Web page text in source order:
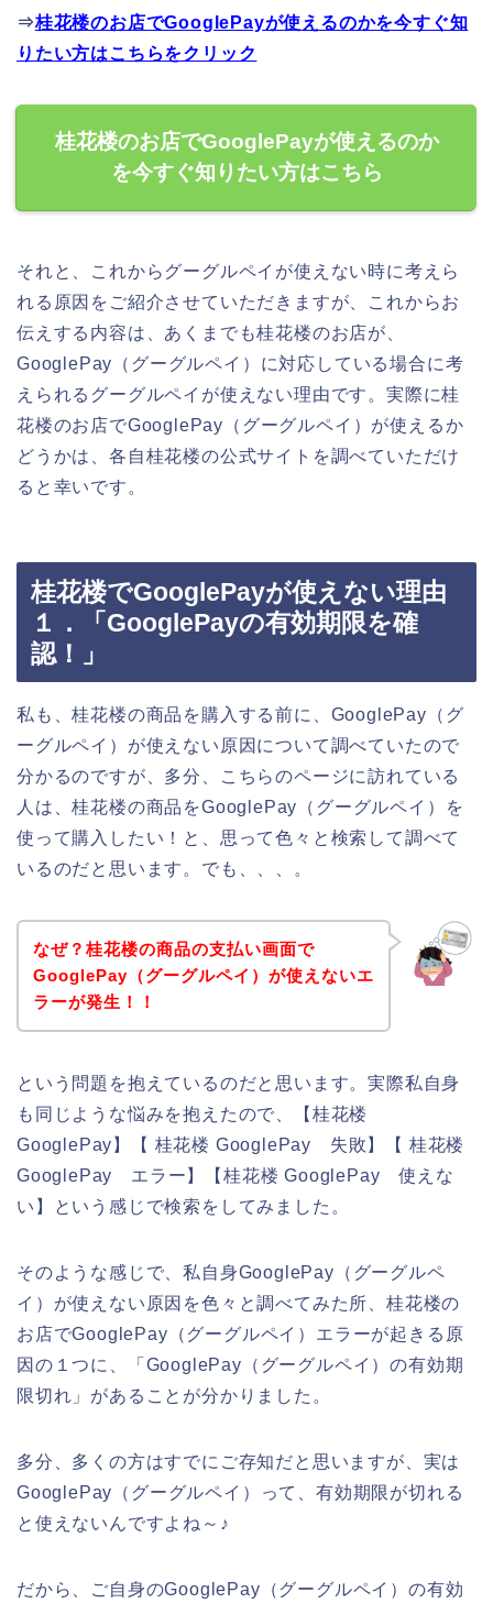
⇒桂花楼のお店でGooglePayが使えるのかを今すぐ知
りたい方はこちらをクリック
桂花楼のお店でGooglePayが使えるのか
を今すぐ知りたい方はこちら
それと、これからグーグルペイが使えない時に考えら
れる原因をご紹介させていただきますが、これからお
伝えする内容は、あくまでも桂花楼のお店が、
GooglePay（グーグルペイ）に対応している場合に考
えられるグーグルペイが使えない理由です。実際に桂
花楼のお店でGooglePay（グーグルペイ）が使えるか
どうかは、各自桂花楼の公式サイトを調べていただけ
ると幸いです。
桂花楼でGooglePayが使えない理由
１．「GooglePayの有効期限を確
認！」
私も、桂花楼の商品を購入する前に、GooglePay（グ
ーグルペイ）が使えない原因について調べていたので
分かるのですが、多分、こちらのページに訪れている
人は、桂花楼の商品をGooglePay（グーグルペイ）を
使って購入したい！と、思って色々と検索して調べて
いるのだと思います。でも、、、。
なぜ？桂花楼の商品の支払い画面で
GooglePay（グーグルペイ）が使えないエ
ラーが発生！！
という問題を抱えているのだと思います。実際私自身
も同じような悩みを抱えたので、【桂花楼
GooglePay】【 桂花楼 GooglePay 失敗】【 桂花楼
GooglePay エラー】【桂花楼 GooglePay 使えな
い】という感じで検索をしてみました。
そのような感じで、私自身GooglePay（グーグルペ
イ）が使えない原因を色々と調べてみた所、桂花楼の
お店でGooglePay（グーグルペイ）エラーが起きる原
因の１つに、「GooglePay（グーグルペイ）の有効期
限切れ」があることが分かりました。
多分、多くの方はすでにご存知だと思いますが、実は
GooglePay（グーグルペイ）って、有効期限が切れる
と使えないんですよね～♪
だから、ご自身のGooglePay（グーグルペイ）の有効